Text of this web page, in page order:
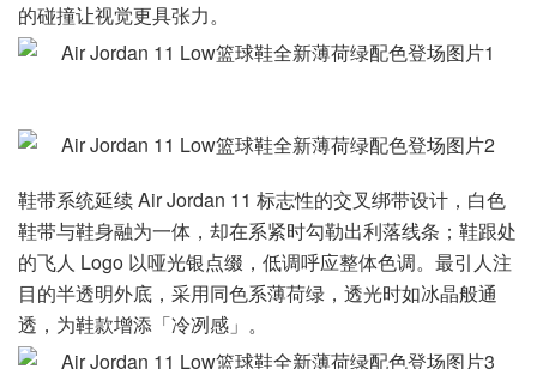
的碰撞让视觉更具张力。
鞋带系统延续 Air Jordan 11 标志性的交叉绑带设计，白色
鞋带与鞋身融为一体，却在系紧时勾勒出利落线条；鞋跟处
的飞人 Logo 以哑光银点缀，低调呼应整体色调。最引人注
目的半透明外底，采用同色系薄荷绿，透光时如冰晶般通
透，为鞋款增添「冷冽感」。